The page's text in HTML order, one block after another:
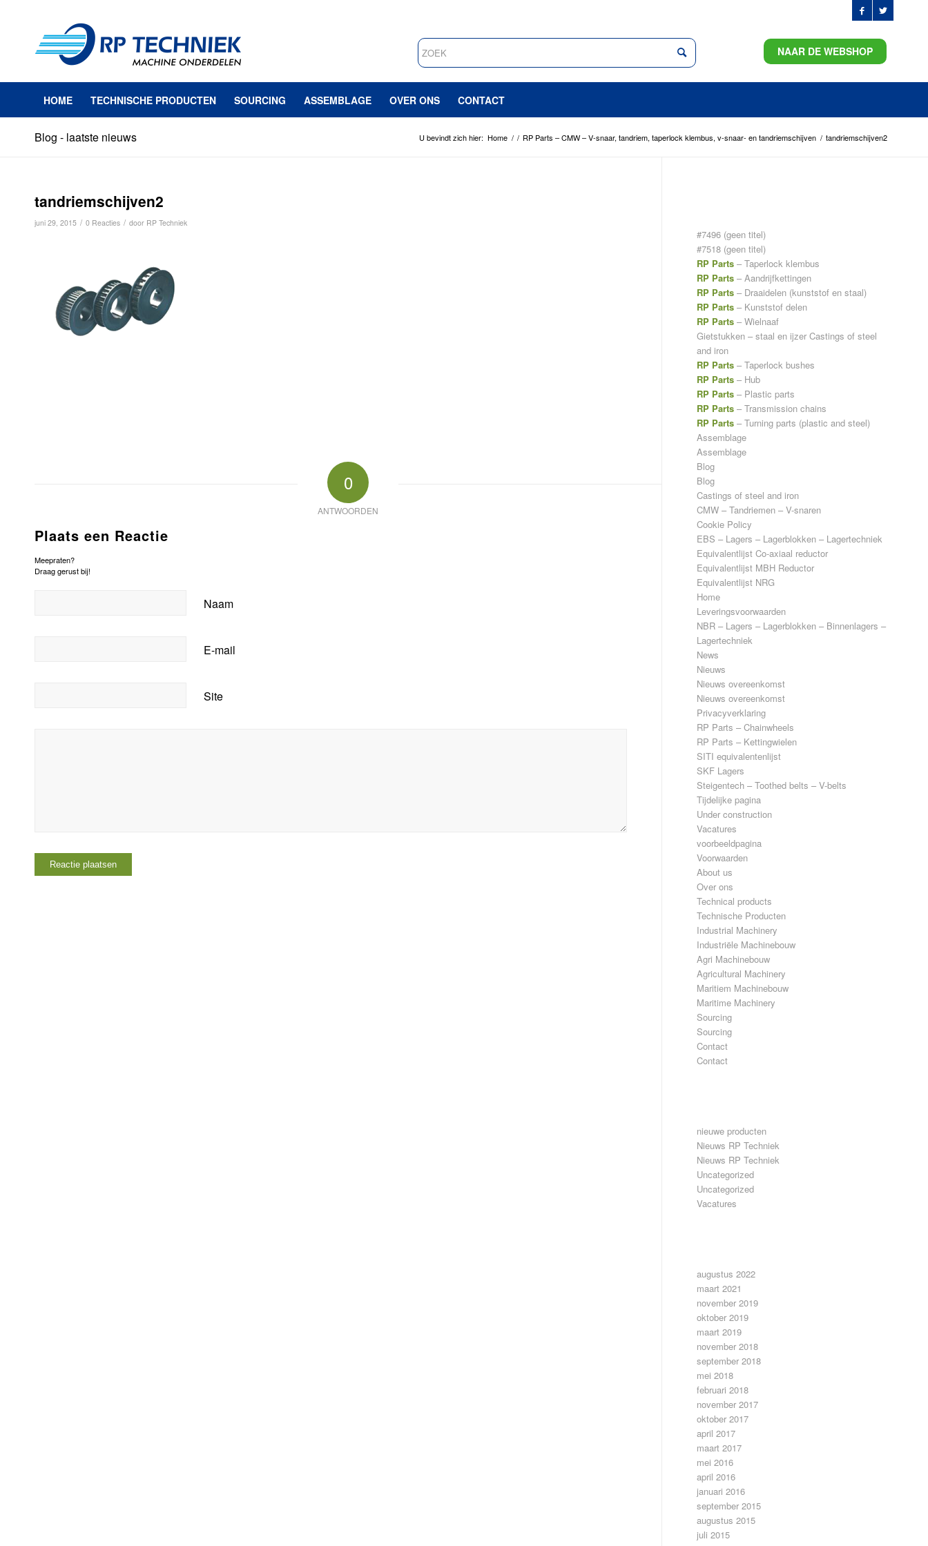
NAAR DE WEBSHOP
HOME TECHNISCHE PRODUCTEN SOURCING ASSEMBLAGE OVER ONS CONTACT
Blog - laatste nieuws U bevindt zich hier: Home / / RP Parts – CMW – V-snaar, tandriem, taperlock klembus, v-snaar- en tandriemschijven / tandriemschijven2
tandriemschijven2
juni 29, 2015 / 0 Reacties / door RP Techniek
0
ANTWOORDEN
Plaats een Reactie
Meepraten?
Draag gerust bij!
Naam
E-mail
Site
#7496 (geen titel)
#7518 (geen titel)
RP Parts– Taperlock klembus
RP Parts – Aandrijfkettingen
RP Parts – Draaidelen (kunststof en staal)
RP Parts – Kunststof delen
RP Parts – Wielnaaf
Gietstukken – staal en ijzer Castings of steel
and iron
RP Parts– Taperlock bushes
RP Parts – Hub
RP Parts – Plastic parts
RP Parts – Transmission chains
RP Parts – Turning parts (plastic and steel)
Assemblage
Assemblage
Blog
Blog
Castings of steel and iron
CMW – Tandriemen – V-snaren
Cookie Policy
EBS – Lagers – Lagerblokken – Lagertechniek
Equivalentlijst Co-axiaal reductor
Equivalentlijst MBH Reductor
Equivalentlijst NRG
Home
Leveringsvoorwaarden
NBR – Lagers – Lagerblokken – Binnenlagers –
Lagertechniek
News
Nieuws
Nieuws overeenkomst
Nieuws overeenkomst
Privacyverklaring
RP Parts – Chainwheels
RP Parts – Kettingwielen
SITI equivalentenlijst
SKF Lagers
Steigentech – Toothed belts – V-belts
Tijdelijke pagina
Under construction
Vacatures
voorbeeldpagina
Voorwaarden
About us
Over ons
Technical products
Technische Producten
Industrial Machinery
Industriële Machinebouw
Agri Machinebouw
Agricultural Machinery
Maritiem Machinebouw
Maritime Machinery
Sourcing
Sourcing
Contact
Contact
nieuwe producten
Nieuws RP Techniek
Nieuws RP Techniek
Uncategorized
Uncategorized
Vacatures
augustus 2022
maart 2021
november 2019
oktober 2019
maart 2019
november 2018
september 2018
mei 2018
februari 2018
november 2017
oktober 2017
april 2017
maart 2017
mei 2016
april 2016
januari 2016
september 2015
augustus 2015
juli 2015